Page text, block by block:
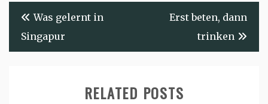
Beitragsnavigation
Was gelernt in
Singapur
Erst beten, dann
trinken
RELATED POSTS